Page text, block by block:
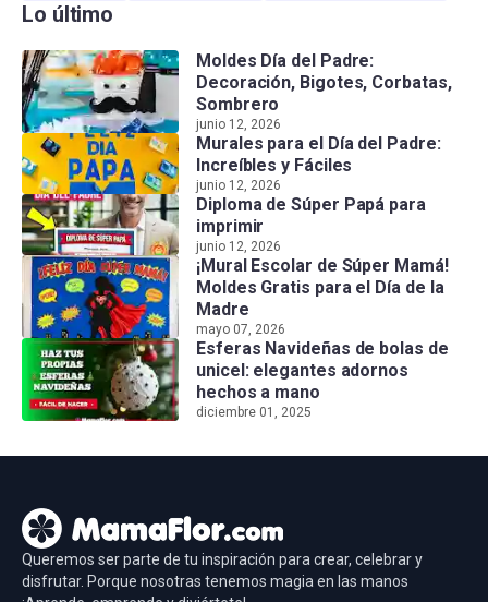
Lo último
Moldes Día del Padre:
Decoración, Bigotes, Corbatas,
Sombrero
junio 12, 2026
Murales para el Día del Padre:
Increíbles y Fáciles
junio 12, 2026
Diploma de Súper Papá para
imprimir
junio 12, 2026
¡Mural Escolar de Súper Mamá!
Moldes Gratis para el Día de la
Madre
mayo 07, 2026
Esferas Navideñas de bolas de
unicel: elegantes adornos
hechos a mano
diciembre 01, 2025
Queremos ser parte de tu inspiración para crear, celebrar y
disfrutar. Porque nosotras tenemos magia en las manos